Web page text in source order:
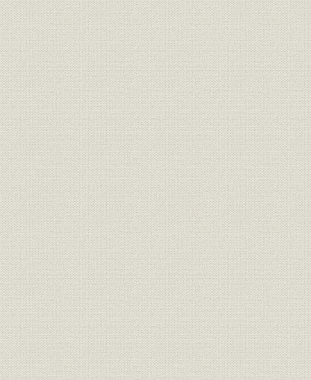
題字
創刊号から平成4年まで
歴代社長
メモリアルイヤ'92―記念パーティーと三大事業
はじめに 本紙の創始者、前島密
創刊百二十年記念パーティー 各界名士千五百人が出席
報知人の宰相 オピニオンリーダーたち
日露戦争から平成のプリンセスまで“号外の報知”の面目躍如
ずばり的中! 九十二年前 報知“二十世紀の予言”
記念事業 国際化へのステップ
伝統を踏まえて百二十年
第1章 港南に華ひらく ハイライト(平成3~4年)
[1] 新体制で王座奪回GO!